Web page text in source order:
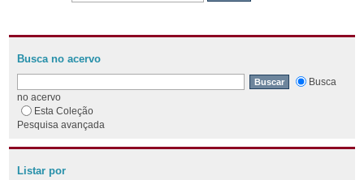
Busca no acervo
Busca
no acervo
Esta Coleção
Pesquisa avançada
Listar por